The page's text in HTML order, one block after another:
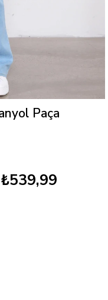
Paça
₺539,99